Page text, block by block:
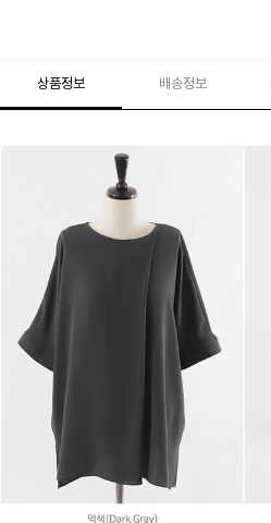
상품정보 배송정보